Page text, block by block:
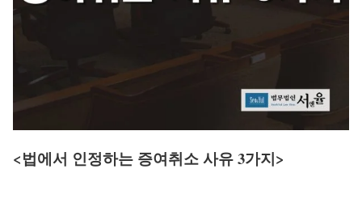
<법에서 인정하는 증여취소 사유 3가지>